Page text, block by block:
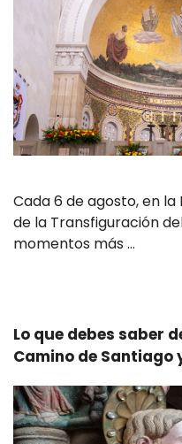
Cada 6 de agosto, en
de la Transfiguración
momentos más …
Lo que debes saber
Camino de Santiago